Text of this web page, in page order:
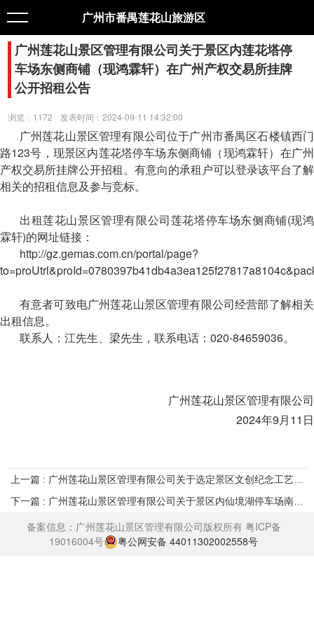
广州市番禺莲花山旅游区
广州莲花山景区管理有限公司关于景区内莲花塔停
车场东侧商铺（现鸿霖轩）在广州产权交易所挂牌
公开招租公告
浏览：1172 发表时间：2024-09-11 14:32:00
广州莲花山景区管理有限公司位于广州市番禺区石楼镇西门
路123号，现景区内莲花塔停车场东侧商铺（现鸿霖轩）在广州
产权交易所挂牌公开招租。有意向的承租户可以登录该平台了解
相关的招租信息及参与竞标。
出租莲花山景区管理有限公司莲花塔停车场东侧商铺(现鸿
霖轩)的网址链接：
http://gz.gemas.com.cn/portal/page?
有意者可致电广州莲花山景区管理有限公司经营部了解相关
出租信息。
联系人：江先生、梁先生，联系电话：020-84659036。
广州莲花山景区管理有限公司
2024年9月11日
备案信息：广州莲花山景区管理有限公司版权所有 粤ICP备
19016004号
粤公网安备 44011302002558号